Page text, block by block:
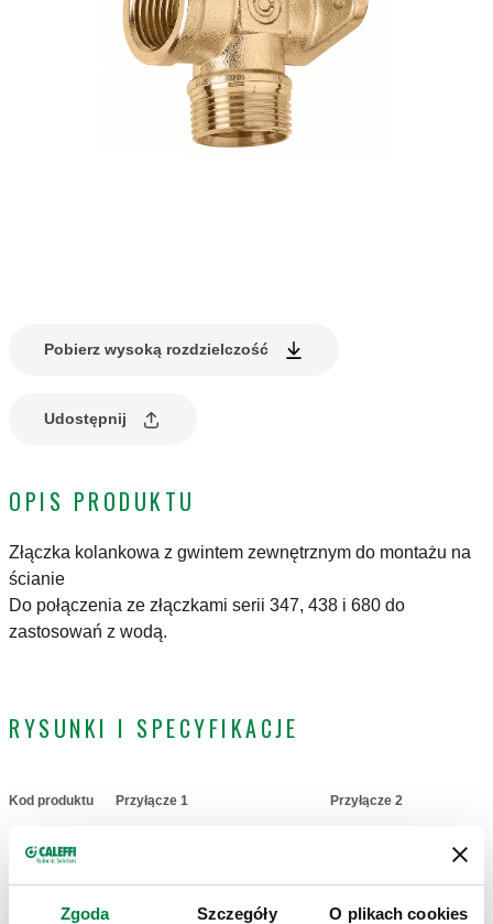
Zgoda Szczegóły O plikach cookies
Pobierz wysoką rozdzielczość
Udostępnij
OPIS PRODUKTU
Złączka kolankowa z gwintem zewnętrznym do montażu na
ścianie
Do połączenia ze złączkami serii 347, 438 i 680 do
zastosowań z wodą.
RYSUNKI I SPECYFIKACJE
Kod produktu Przyłącze 1 Przyłącze 2